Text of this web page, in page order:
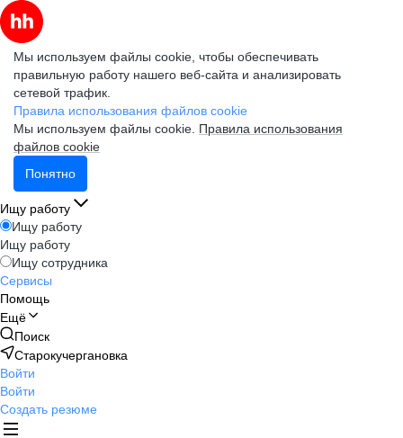
Мы используем файлы cookie, чтобы обеспечивать
правильную работу нашего веб-сайта и анализировать
сетевой трафик.
Правила использования файлов cookie
Мы используем файлы cookie. Правила использования
файлов cookie
Понятно
Ищу работу
Ищу работу
Ищу работу
Ищу сотрудника
Сервисы
Помощь
Ещё
Поиск
Старокучергановка
Войти
Войти
Создать резюме